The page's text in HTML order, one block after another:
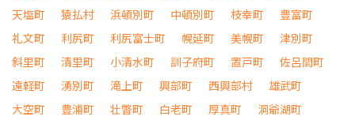
天塩町
猿払村 浜頓別町 中頓別町 枝幸町
豊富町
礼文町
利尻町 利尻富士町 幌延町 美幌町
津別町
斜里町
清里町 小清水町 訓子府町 置戸町
佐呂間町
遠軽町
湧別町 滝上町 興部町 西興部村
雄武町
大空町
豊浦町 壮瞥町 白老町 厚真町
洞爺湖町